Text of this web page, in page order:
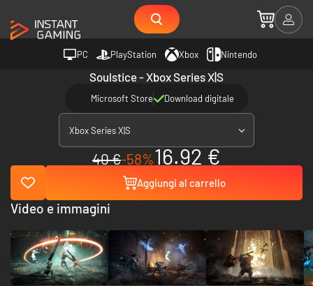
PC PlayStation Xbox Nintendo
Soulstice - Xbox Series X|S
Microsoft Store Download digitale
Xbox Series X|S
40 €-58%16.92 €
Aggiungi al carrello
Video e immagini